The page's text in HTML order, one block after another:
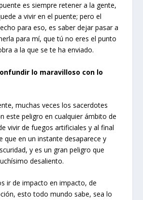
es siempre retener a la gente,
a vivir en el puente; pero el
para eso, es saber dejar pasar a
para mí, que tú no eres el punto
a la que se te ha enviado.
lo maravilloso con lo
muchas veces los sacerdotes
este peligro en cualquier ámbito de
vivir de fuegos artificiales y al final
que en un instante desaparece y
y es un gran peligro que
desaliento.
ir de impacto en impacto, de
esto todo mundo sabe, sea lo